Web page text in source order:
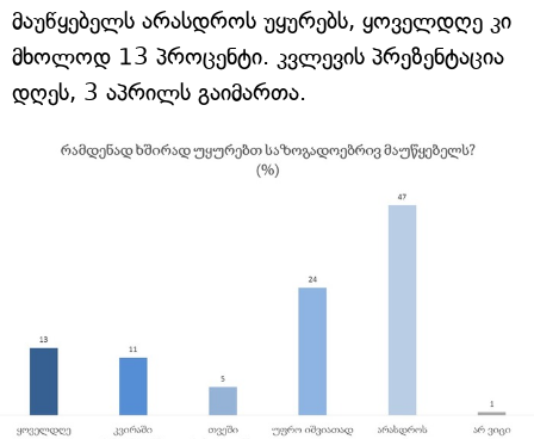
მაუწყებელს არასდროს უყურებს, ყოველდღე კი
მხოლოდ 13 პროცენტი. კვლევის პრეზენტაცია
დღეს, 3 აპრილს გაიმართა.